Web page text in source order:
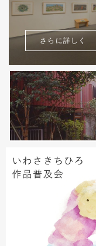
さらに詳しく